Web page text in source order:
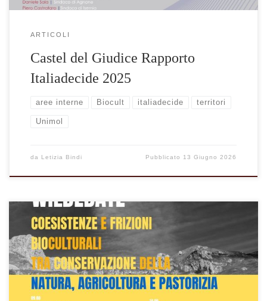
ARTICOLI
Castel del Giudice Rapporto
Italiadecide 2025
aree interne Biocult italiadecide territori
Unimol
da Letizia Bindi Pubblicato 13 Giugno 2026
Si è svolto a Campobasso, presso la Sala Fermi della Biblioteca di
Ateneo, il Final Worshop-convegno conclusivo del PRIN 2022
“WilDebate” centrato sulle coesistenze interspecie e le frizioni tra
fauna selvatica […]